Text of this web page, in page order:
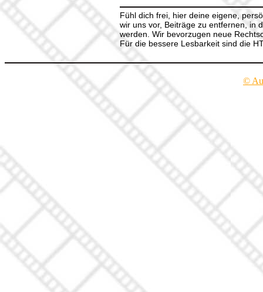
Fühl dich frei, hier deine eigene,
wir uns vor, Beiträge zu entfernen, in
werden. Wir bevorzugen neue
Für die bessere Lesbarkeit sind die
©